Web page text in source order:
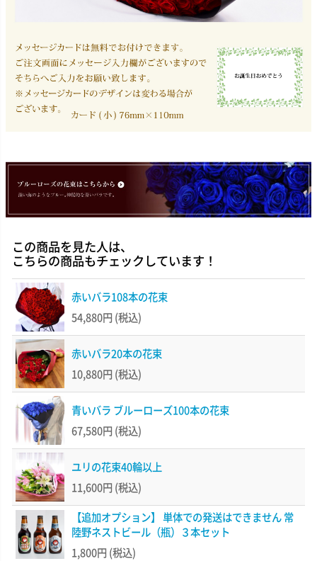
この商品を見た人は、
こちらの商品もチェックしています！
赤いバラ108本の花束
54,880円 (税込)
赤いバラ20本の花束
10,880円 (税込)
青いバラ ブルーローズ100本の花束
67,580円 (税込)
ユリの花束40輪以上
11,600円 (税込)
【追加オプション】 単体での発送はできません 常
陸野ネストビール（瓶）３本セット
1,800円 (税込)